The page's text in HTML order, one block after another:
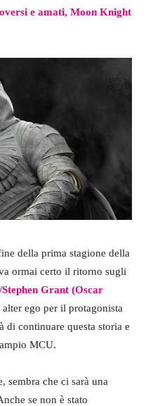
e amati, Moon Knight
della prima stagione della
ormai certo il ritorno sugli
Grant (Oscar
ego per il protagonista
di continuare questa storia e
MCU.
sembra che ci sarà una
se non è stato